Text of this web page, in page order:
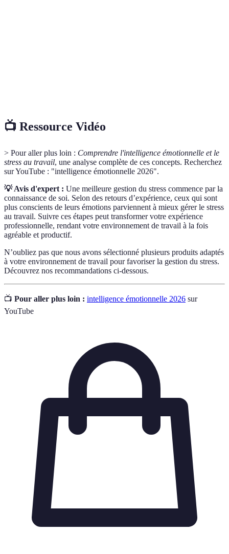
📺 Ressource Vidéo
> Pour aller plus loin : Comprendre l'intelligence émotionnelle et le
stress au travail, une analyse complète de ces concepts. Recherchez
sur YouTube : "intelligence émotionnelle 2026".
💡 Avis d'expert : Une meilleure gestion du stress commence par la
connaissance de soi. Selon des retours d’expérience, ceux qui sont
plus conscients de leurs émotions parviennent à mieux gérer le stress
au travail. Suivre ces étapes peut transformer votre expérience
professionnelle, rendant votre environnement de travail à la fois
agréable et productif.
N’oubliez pas que nous avons sélectionné plusieurs produits adaptés
à votre environnement de travail pour favoriser la gestion du stress.
Découvrez nos recommandations ci-dessous.
📺 Pour aller plus loin : intelligence émotionnelle 2026 sur
YouTube